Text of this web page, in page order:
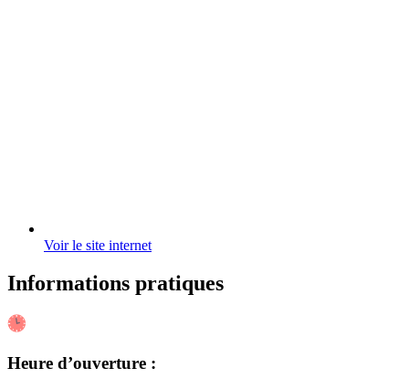
Voir le site internet
Informations pratiques
Heure d’ouverture :